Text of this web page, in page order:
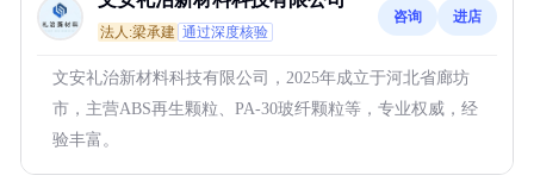
法人:梁承建 通过深度核验
咨询 进店
文安礼治新材料科技有限公司，2025年成立于河北省廊坊
市，主营ABS再生颗粒、PA-30玻纤颗粒等，专业权威，经
验丰富。